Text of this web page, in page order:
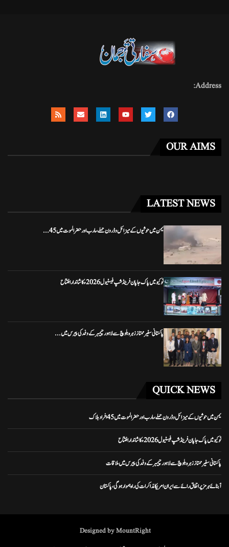
Address:
OUR AIMS
LATEST NEWS
یمن میں حوثیوں کے میزائل و ڈرون حملے، مارب اور حضرالموت میں 45...
ٹوکیو میں پاک جاپان فرینڈشپ فیسٹیول 2026ء کا شاندار افتتاح
پاکستانی سفیر ممتاز زہرہ بلوچ سے لاہور چیمبر کے وفد کی پیرس میں...
QUICK NEWS
یمن میں حوثیوں کے میزائل و ڈرون حملے، مارب اور حضرالموت میں 45 افراد ہلاک
ٹوکیو میں پاک جاپان فرینڈشپ فیسٹیول 2026ء کا شاندار افتتاح
پاکستانی سفیر ممتاز زہرہ بلوچ سے لاہور چیمبر کے وفد کی پیرس میں ملاقات
آبنائے ہرمز پر اتفاق رائے سے ایران امریکا مذاکرات کی راہ ہموار ہوگی، پاکستان
Designed by MountRight